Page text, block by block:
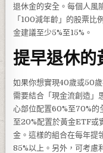
退休金的安全。每個人風
「100減年齡」的股票比
金建議至少5%至15%。
提早退休的
如果你想實現40歲或50
需要結合「現金流創造」
心部位配置60%至70%的
至20%配置於黃金ETF或
金。這樣的組合在每年提
85%以上。另外，可考慮